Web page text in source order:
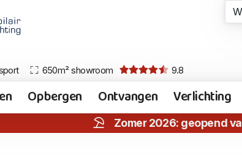
650m² showroom 9.8
Opbergen Ontvangen Verlichting
Zomer 2026: geopend